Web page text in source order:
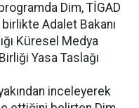
Dim, TİGAD
Adalet Bakanı
Küresel Medya
Yasa Taslağı
inceleyerek